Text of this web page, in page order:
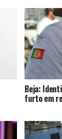
Beja:
furto em